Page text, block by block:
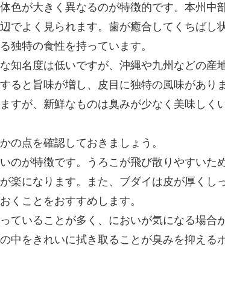
色が大きく異なるのが特徴的です。本州中
でよく見られます。歯が癒合してくちばし
独特の食性を持っています。
知名度は低いですが、沖縄や九州などの産
ると旨味が増し、皮目に独特の風味があり
すが、新鮮なものは臭みが少なく美味しく
の点を確認しておきましょう。
のが特徴です。うろこが飛び散りやすいた
楽になります。また、ブダイは皮が厚くし
くことをおすすめします。
ていることが多く、においが気になる場合
中をきれいに拭き取ることが臭みを抑える